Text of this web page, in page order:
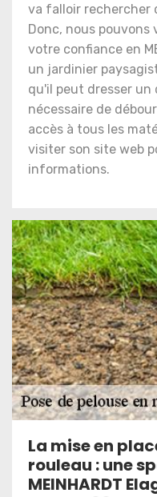
va falloir rechercher
Donc, nous pouvons
votre confiance en
un jardinier
qu'il peut dresser un
nécessaire de
accès à tous les
visiter son site web
informations.
La mise en
rouleau : une
MEINHARDT